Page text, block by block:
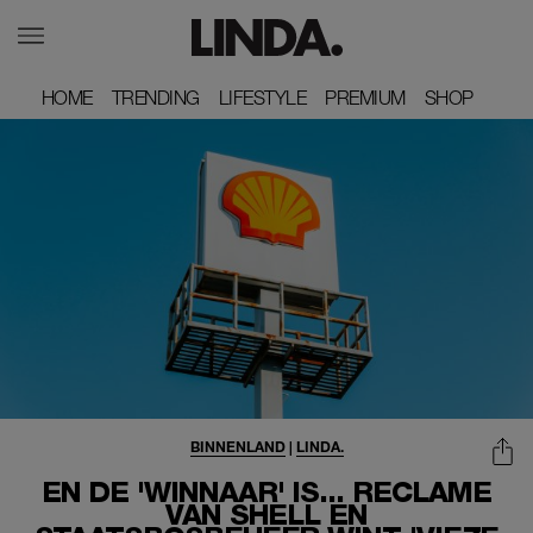
HOME
HOME TRENDING
TRENDING LIFESTYLE
LIFESTYLE PREMIUM
PREMIUM SHOP
SHOP
EN DE 'WINNAAR' IS... RECLAME
VAN SHELL EN
BINNENLAND| LINDA.